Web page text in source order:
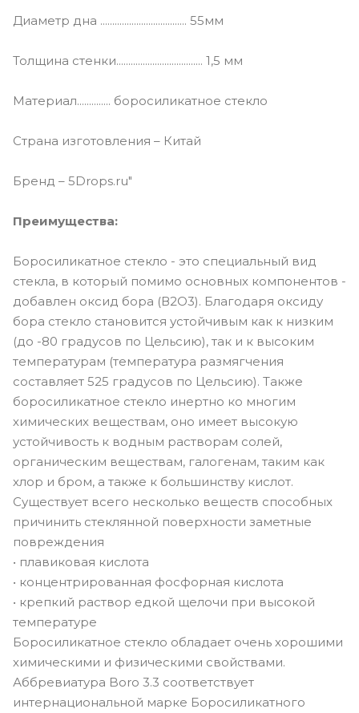
Диаметр дна .................................... 55мм
Толщина стенки.................................... 1,5 мм
Материал.............. боросиликатное стекло
Страна изготовления – Китай
Бренд – 5Drops.ru"
Преимущества:
Боросиликатное стекло - это специальный вид
стекла, в который помимо основных компонентов -
добавлен оксид бора (В2О3). Благодаря оксиду
бора стекло становится устойчивым как к низким
(до -80 градусов по Цельсию), так и к высоким
температурам (температура размягчения
составляет 525 градусов по Цельсию). Также
боросиликатное стекло инертно ко многим
химических веществам, оно имеет высокую
устойчивость к водным растворам солей,
органическим веществам, галогенам, таким как
хлор и бром, а также к большинству кислот.
Существует всего несколько веществ способных
причинить стеклянной поверхности заметные
повреждения
• плавиковая кислота
• концентрированная фосфорная кислота
• крепкий раствор едкой щелочи при высокой
температуре
Боросиликатное стекло обладает очень хорошими
химическими и физическими свойствами.
Аббревиатура Boro 3.3 соответствует
интернациональной марке Боросиликатного